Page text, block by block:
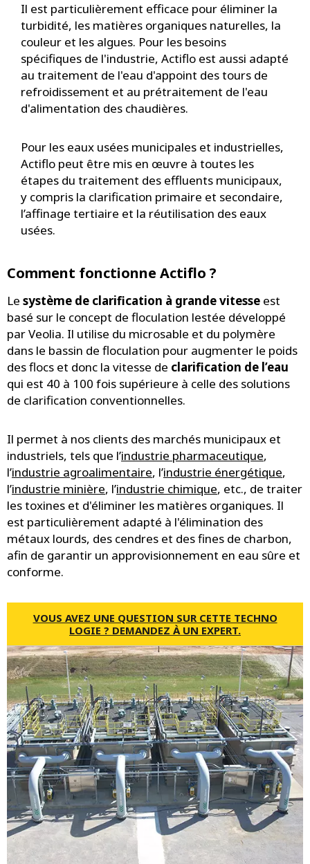
Il est particulièrement efficace pour éliminer la
turbidité, les matières organiques naturelles, la
couleur et les algues. Pour les besoins
spécifiques de l'industrie, Actiflo est aussi adapté
au traitement de l'eau d'appoint des tours de
refroidissement et au prétraitement de l'eau
d'alimentation des chaudières.
Pour les eaux usées municipales et industrielles,
Actiflo peut être mis en œuvre à toutes les
étapes du traitement des effluents municipaux,
y compris la clarification primaire et secondaire,
l’affinage tertiaire et la réutilisation des eaux
usées.
Comment fonctionne Actiflo ?
Le système de clarification à grande vitesse est
basé sur le concept de floculation lestée développé
par Veolia. Il utilise du microsable et du polymère
dans le bassin de floculation pour augmenter le poids
des flocs et donc la vitesse de clarification de l’eau
qui est 40 à 100 fois supérieure à celle des solutions
de clarification conventionnelles.
Il permet à nos clients des marchés municipaux et
industriels, tels que l’industrie pharmaceutique,
l’industrie agroalimentaire, l’industrie énergétique,
l’industrie minière, l’industrie chimique, etc., de traiter
les toxines et d'éliminer les matières organiques. Il
est particulièrement adapté à l'élimination des
métaux lourds, des cendres et des fines de charbon,
afin de garantir un approvisionnement en eau sûre et
conforme.
VOUS AVEZ UNE QUESTION SUR CETTE TECHNO
LOGIE ? DEMANDEZ À UN EXPERT.